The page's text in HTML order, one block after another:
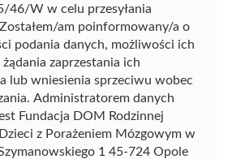
46/W w celu przesyłania
am poinformowany/a o
podania danych, możliwości ich
zaprzestania ich
lub wniesienia sprzeciwu wobec
Administratorem danych
Fundacja DOM Rodzinnej
z Porażeniem Mózgowym w
1 45-724 Opole